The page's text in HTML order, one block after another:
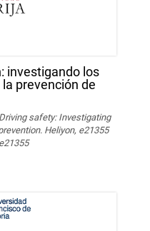
investigando los
prevención de
safety: Investigating
Heliyon, e21355